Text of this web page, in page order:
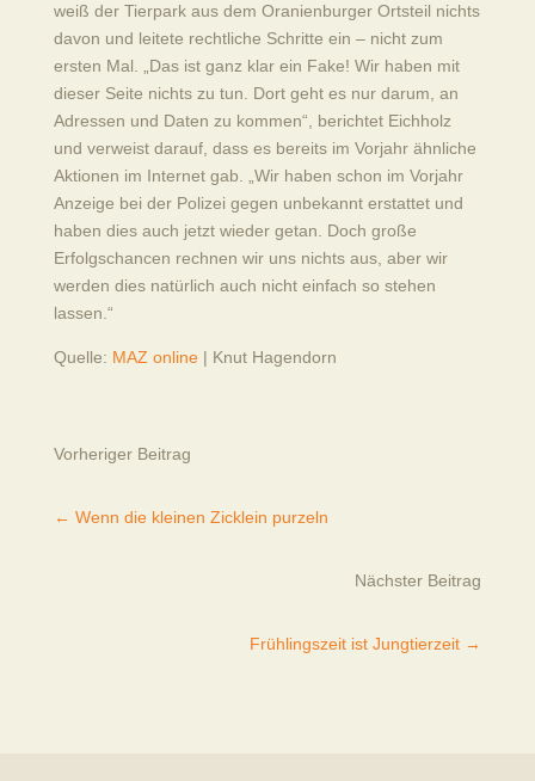
weiß der Tierpark aus dem Oranienburger Ortsteil nichts
davon und leitete rechtliche Schritte ein – nicht zum
ersten Mal. „Das ist ganz klar ein Fake! Wir haben mit
dieser Seite nichts zu tun. Dort geht es nur darum, an
Adressen und Daten zu kommen“, berichtet Eichholz
und verweist darauf, dass es bereits im Vorjahr ähnliche
Aktionen im Internet gab. „Wir haben schon im Vorjahr
Anzeige bei der Polizei gegen unbekannt erstattet und
haben dies auch jetzt wieder getan. Doch große
Erfolgschancen rechnen wir uns nichts aus, aber wir
werden dies natürlich auch nicht einfach so stehen
lassen.“
Quelle: MAZ online| Knut Hagendorn
Vorheriger Beitrag
← Wenn die kleinen Zicklein purzeln
Nächster Beitrag
Frühlingszeit ist Jungtierzeit →